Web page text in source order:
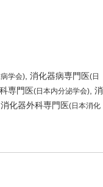
学会) 消化器病専門医(日
専門医(日本内分泌学会) 消
消化器外科専門医(日本消化